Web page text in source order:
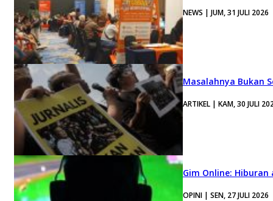
NEWS | JUM, 31 JULI 2026
Masalahnya Bukan
ARTIKEL | KAM, 30 JULI
Gim Online:
OPINI | SEN, 27 JULI 2026